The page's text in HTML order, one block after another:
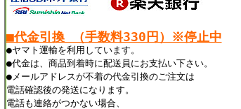
■代金引換 （手数料330円）※停止中
●ヤマト運輸を利用しています。
●代金は、商品到着時に配送員にお支払い下さい。
●メールアドレスが不着の代金引換のご注文は
電話確認後の発送になります。
電話も連絡がつかない場合、